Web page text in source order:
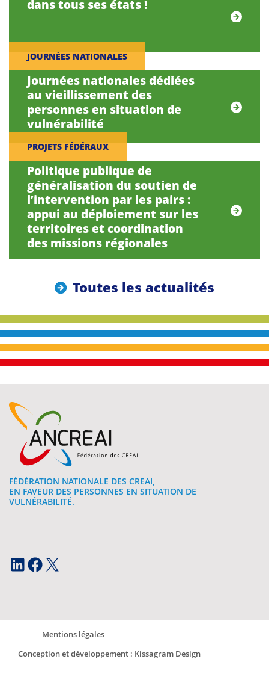
dans tous ses états !
JOURNÉES NATIONALES
Journées nationales dédiées
au vieillissement des
personnes en situation de
vulnérabilité
PROJETS FÉDÉRAUX
Politique publique de
généralisation du soutien de
l’intervention par les pairs :
appui au déploiement sur les
territoires et coordination
des missions régionales
Toutes les actualités
FÉDÉRATION NATIONALE DES CREAI,
EN FAVEUR DES PERSONNES EN SITUATION DE
VULNÉRABILITÉ.
LinkedIn Facebook X
Mentions légales
Conception et développement : Kissagram Design